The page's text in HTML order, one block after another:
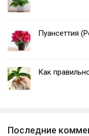
Пуансеттия
Как
Последние